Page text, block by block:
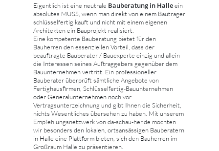
Eigentlich ist eine neutrale Bauberatung in Halleein
absolutes MUSS, wenn man direkt von einem Bauträger
schlüsselfertig kauft und nicht mit einem eigenen
Architekten ein Bauprojekt realisiert.
Eine kompetente Bauberatung bietet für den
Bauherren den essenziellen Vorteil, dass der
beauftragte Bauberater / Bauexperte einzig und allein
die Interessen seines Auftraggebers gegenüber dem
Bauunternehmen vertritt. Ein professioneller
Bauberater überprüft sämtliche Angebote von
Fertighausfirmen, Schlüsselfertig-Bauunternehmen
oder Generalunternehmen noch vor
Vertragsunterzeichnung und gibt Ihnen die Sicherheit,
nichts Wesentliches übersehen zu haben. Mit unserem
Empfehlungsnetzwerk von da-schau-her.de möchten
wir besonders den lokalen, ortsansässigen Bauberatern
in Halle eine Plattform bieten, sich den Bauherren im
Großraum Halle zu präsentieren.